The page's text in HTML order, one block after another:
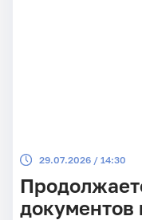
29.07.2026 / 14:30
документов